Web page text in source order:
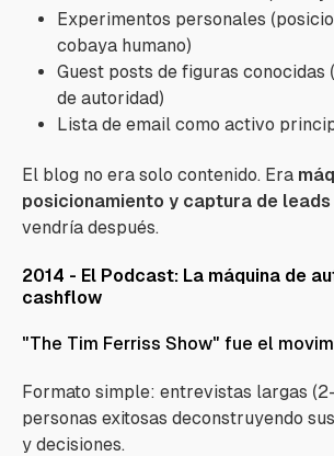
Experimentos personales
cobaya humano)
Guest posts de figuras
de autoridad)
Lista de email como activo
El blog no era solo contenido. Era
posicionamiento y captura de leads
vendría después.
2014 - El Podcast: La máquina de
cashflow
"The Tim Ferriss Show" fue el
Formato simple: entrevistas largas
personas exitosas deconstruyendo
y decisiones.